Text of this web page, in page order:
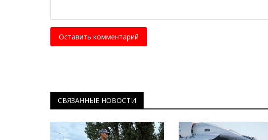
Оставить комментарий
СВЯЗАННЫЕ НОВОСТИ